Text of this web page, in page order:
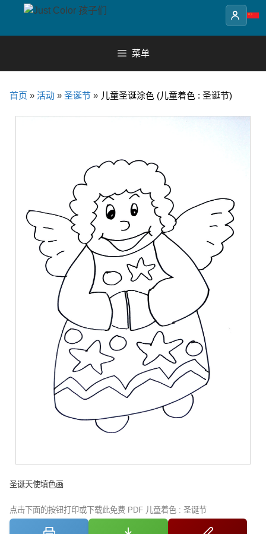
content
菜单
首页 » 活动 » 圣诞节 » 儿童圣诞涂色 (儿童着色 : 圣诞节)
圣诞天使填色画
点击下面的按钮打印或下载此免费 PDF 儿童着色 : 圣诞节